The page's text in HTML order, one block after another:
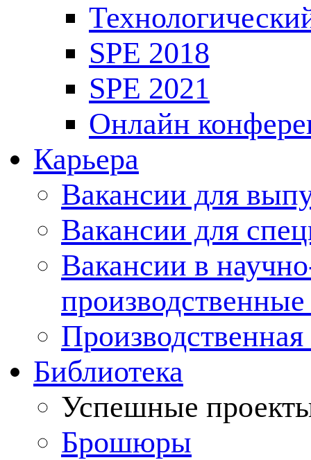
SPE 2018
SPE 2021
Онлайн
Карьера
Вакансии для
Вакансии для
Вакансии в
Производственная
Библиотека
Успешные
Брошюры